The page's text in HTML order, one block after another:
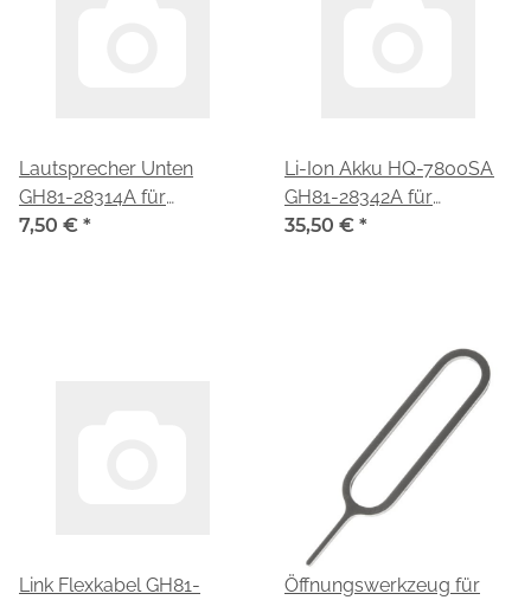
Lautsprecher Unten
GH81-28314A für
Samsung Galaxy Tab A11
7,50 € *
Li-Ion Akku HQ-7800SA
GH81-28342A für
Samsung Galaxy Tab A11
35,50 € *
Link Flexkabel GH81-
Öffnungswerkzeug für